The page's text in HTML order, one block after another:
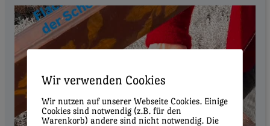
Wir verwenden Cookies
Wir nutzen auf unserer Webseite Cookies. Einige
Cookies sind notwendig (z.B. für den
Warenkorb) andere sind nicht notwendig. Die